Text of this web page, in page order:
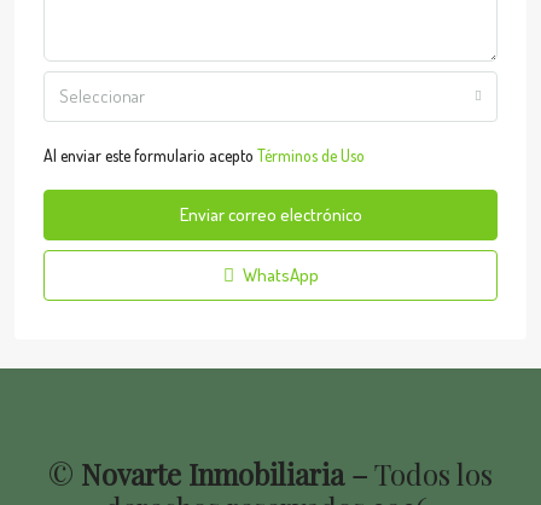
Seleccionar
Al enviar este formulario acepto Términos de Uso
Enviar correo electrónico
WhatsApp
© Novarte Inmobiliaria –Todos los